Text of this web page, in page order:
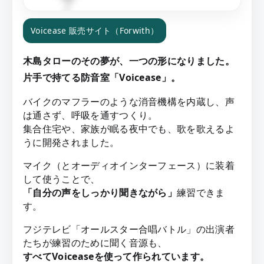
Voicease 販売サイト（Forwith）
木島タローのその夢が、一つの形になりました。
片手で持てる防音室「Voicease」。
バイクのマフラーのような消音機構を内蔵し、声
は通さず、呼吸を通すつくり。
集合住宅や、家族が眠る夜中でも、歌を歌えるよ
うに開発されました。
マイク（とオーディオインターフェース）に装着
して使うことで、
「自分の声をしっかり聞きながら」練習できま
す。
フジテレビ「オールスター合唱バトル」の出演者
たちが練習のために聞く音源も、
すべてVoiceaseを使って作られています。